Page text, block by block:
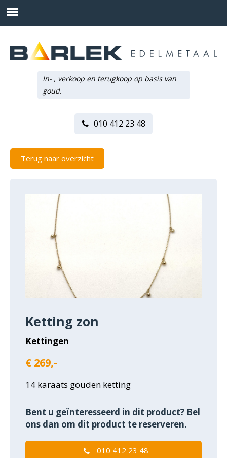
In- , verkoop en terugkoop op basis van
goud.
010 412 23 48
Terug naar overzicht
Ketting zon
Kettingen
€ 269,-
14 karaats gouden ketting
Bent u geïnteresseerd in dit product? Bel
ons dan om dit product te reserveren.
010 412 23 48